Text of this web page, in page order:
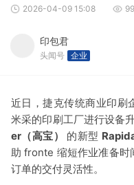
2026-04-09 15:08
印包君
头闻号 企业
近日，捷克传统商业印刷
米采的印刷工厂进行设备
er（高宝）
的新型
助 fronte 缩短作业准备时
订单的交付灵活性。